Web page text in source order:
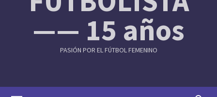
—— 15 años
PASIÓN POR EL FÚTBOL FEMENINO